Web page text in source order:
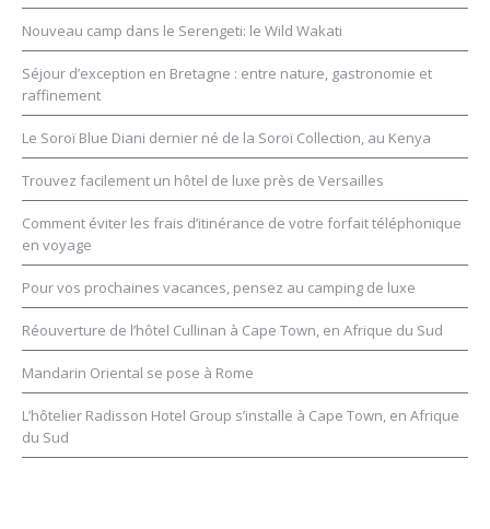
Nouveau camp dans le Serengeti: le Wild Wakati
Séjour d’exception en Bretagne : entre nature, gastronomie et
raffinement
Le Soroï Blue Diani dernier né de la Soroï Collection, au Kenya
Trouvez facilement un hôtel de luxe près de Versailles
Comment éviter les frais d’itinérance de votre forfait téléphonique
en voyage
Pour vos prochaines vacances, pensez au camping de luxe
Réouverture de l’hôtel Cullinan à Cape Town, en Afrique du Sud
Mandarin Oriental se pose à Rome
L’hôtelier Radisson Hotel Group s’installe à Cape Town, en Afrique
du Sud